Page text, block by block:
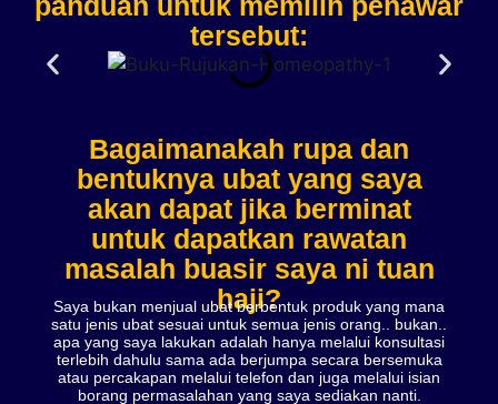
tersebut:
Bagaimanakah rupa dan
bentuknya ubat yang saya
akan dapat jika berminat
untuk dapatkan rawatan
masalah buasir saya ni tuan
haji?
Saya bukan menjual ubat berbentuk produk yang mana
satu jenis ubat sesuai untuk semua jenis orang.. bukan..
apa yang saya lakukan adalah hanya melalui konsultasi
terlebih dahulu sama ada berjumpa secara bersemuka
atau percakapan melalui telefon dan juga melalui isian
borang permasalahan yang saya sediakan nanti.